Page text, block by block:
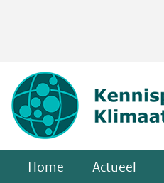
kan
het
gebruik
van
cookiesHome Actueel